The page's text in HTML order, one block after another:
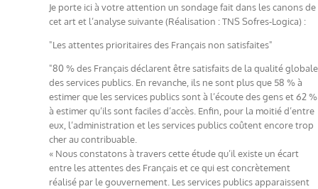
Je porte ici à votre attention un sondage fait dans les canons de
cet art et l’analyse suivante (Réalisation : TNS Sofres-Logica) :
"Les attentes prioritaires des Français non satisfaites"
"80 % des Français déclarent être satisfaits de la qualité globale
des services publics. En revanche, ils ne sont plus que 58 % à
estimer que les services publics sont à l’écoute des gens et 62 %
à estimer qu’ils sont faciles d’accès. Enfin, pour la moitié d’entre
eux, l’administration et les services publics coûtent encore trop
cher au contribuable.
« Nous constatons à travers cette étude qu’il existe un écart
entre les attentes des Français et ce qui est concrètement
réalisé par le gouvernement. Les services publics apparaissent